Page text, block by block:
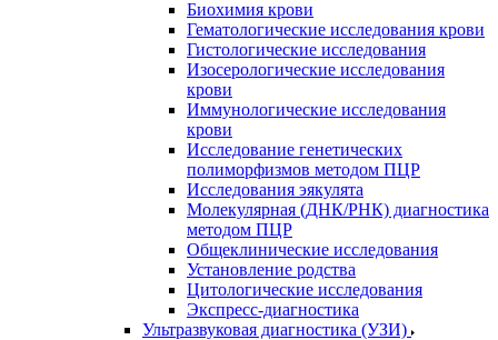
Биохимия крови
Гематологические исследования крови
Гистологические исследования
Изосерологические исследования
крови
Иммунологические исследования
крови
Исследование генетических
полиморфизмов методом ПЦР
Исследования эякулята
Молекулярная (ДНК/РНК) диагностика
методом ПЦР
Общеклинические исследования
Установление родства
Цитологические исследования
Экспресс-диагностика
Ультразвуковая диагностика (УЗИ)